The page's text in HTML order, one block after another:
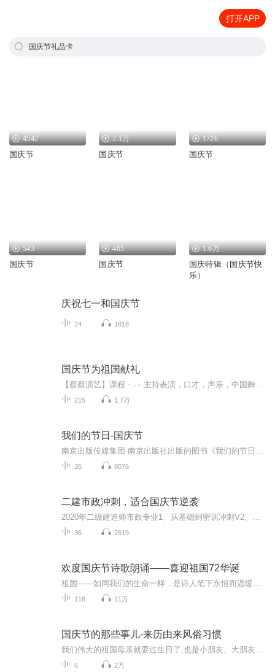
打开APP
国庆节礼品卡
4542
国庆节
2.1万
国庆节
1726
国庆节
543
国庆节
465
国庆节
1.6万
国庆特辑（国庆节快
乐）
庆祝七一和国庆节
24 1818
国庆节为祖国献礼
215 1.7万
我们的节日-国庆节
35 8076
二建市政冲刺，适合国庆节逆袭
36 2619
欢度国庆节诗歌朗诵——喜迎祖国72华诞
116 11万
国庆节的那些事儿-来历由来风俗习惯
6 2万